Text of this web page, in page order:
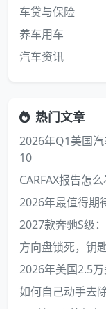
车贷与保险
养车用车
汽车资讯
热门文章
2026年Q1美国
10
CARFAX报告怎
2026年最值得期
2027款奔驰S级
方向盘锁死，钥
2026年美国2.5
如何自己动手去